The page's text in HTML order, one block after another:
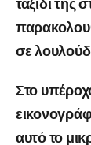
σε
Στο
αυτό το